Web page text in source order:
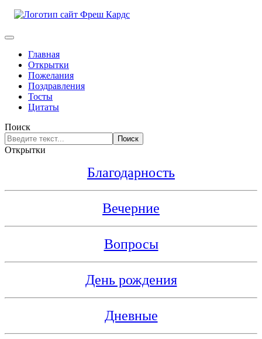
Главная
Открытки
Пожелания
Поздравления
Тосты
Цитаты
Поиск
Поиск
Открытки
Благодарность
Вечерние
Вопросы
День рождения
Дневные